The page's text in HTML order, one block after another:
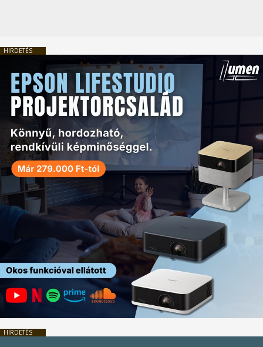
HIRDETÉS
HIRDETÉS